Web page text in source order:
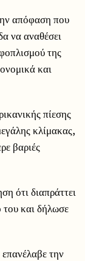
απόφαση που
να αναθέσει
της
και
πίεσης
κλίμακας,
βαριές
ότι διαπράττει
και δήλωσε
την